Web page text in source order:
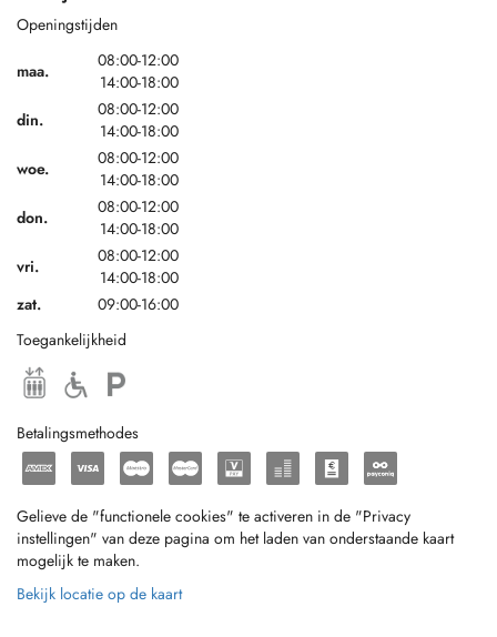
Openingstijden
maa.
08:00-12:00
14:00-18:00
din.
08:00-12:00
14:00-18:00
woe.
08:00-12:00
14:00-18:00
don.
08:00-12:00
14:00-18:00
vri.
08:00-12:00
14:00-18:00
zat.
09:00-16:00
Toegankelijkheid
Betalingsmethodes
Gelieve de "functionele cookies" te activeren in de "Privacy
instellingen" van deze pagina om het laden van onderstaande kaart
mogelijk te maken.
Bekijk locatie op de kaart